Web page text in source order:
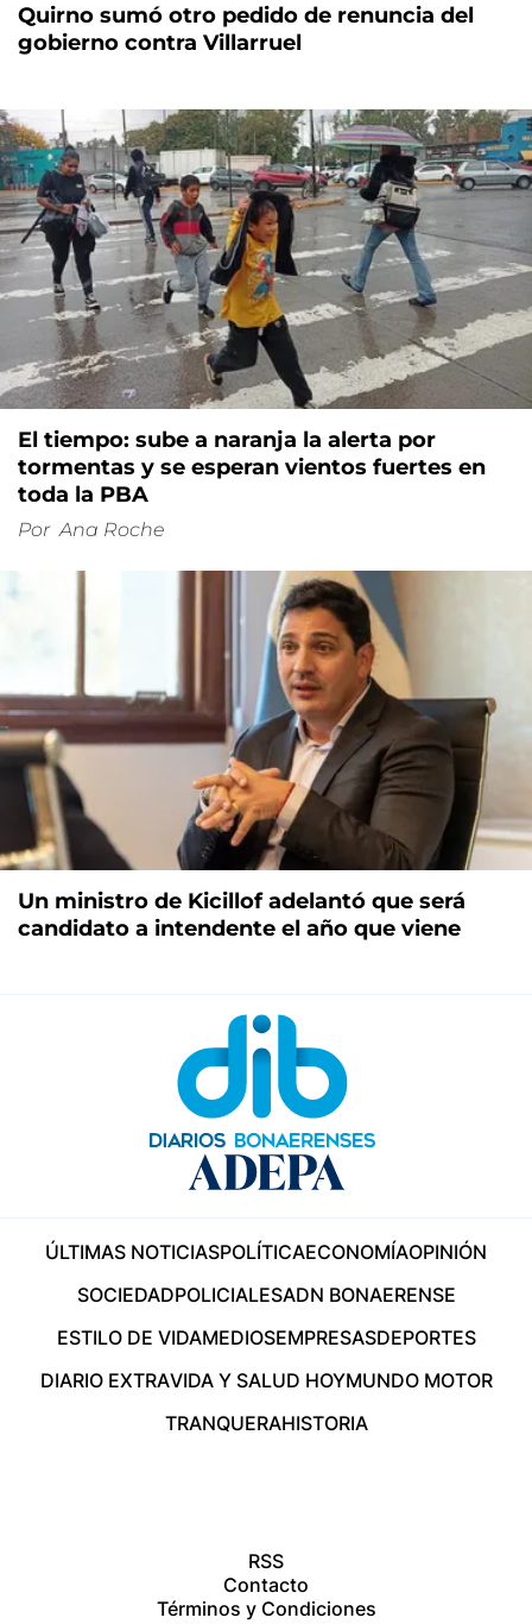
Quirno sumó otro pedido de renuncia del
gobierno contra Villarruel
El tiempo: sube a naranja la alerta por
tormentas y se esperan vientos fuertes en
toda la PBA
Por Ana Roche
Un ministro de Kicillof adelantó que será
candidato a intendente el año que viene
ÚLTIMAS NOTICIASPOLÍTICAECONOMÍAOPINIÓN
SOCIEDADPOLICIALESADN BONAERENSE
ESTILO DE VIDAMEDIOSEMPRESASDEPORTES
DIARIO EXTRAVIDA Y SALUD HOYMUNDO MOTOR
TRANQUERAHISTORIA
RSS
Contacto
Términos y Condiciones